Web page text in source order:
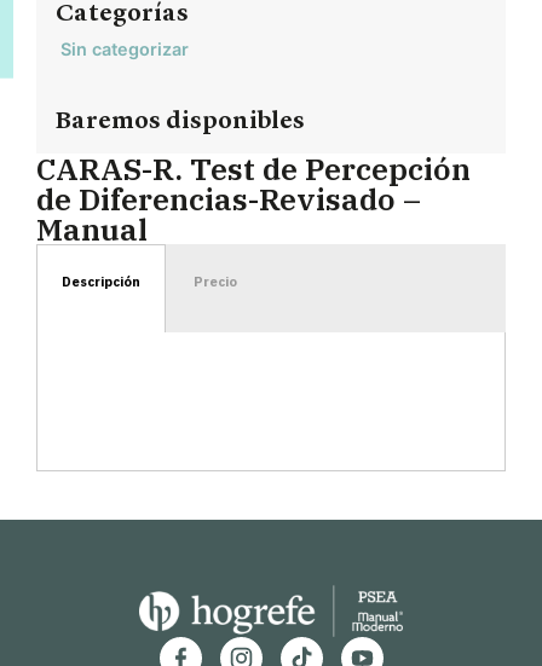
Categorías
Sin categorizar
Baremos disponibles
CARAS-R. Test de Percepción
de Diferencias-Revisado –
Manual
Descripción Precio